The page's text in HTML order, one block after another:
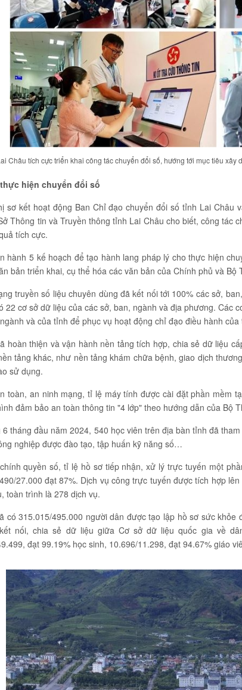
Châu tích cực triển khai công tác chuyển đổi số, hướng tới mục tiêu
hiện chuyển đổi số
sơ kết hoạt động Ban Chỉ đạo chuyển đổi số tỉnh Lai
Thông tin và Truyền thông tỉnh Lai Châu cho biết, công
tích cực.
hành 5 kế hoạch để tạo hành lang pháp lý cho thực hiện
bản triển khai, cụ thể hóa các văn bản của Chính phủ và
truyền số liệu chuyên dùng đã kết nối tới 100% các sở,
22 cơ sở dữ liệu của các sở, ban, ngành và địa phương. Các
và của tỉnh để phục vụ hoạt động chỉ đạo điều hành của
hoàn thiện và vận hành nền tảng tích hợp, chia sẻ dữ liệu
tảng khác, như nền tảng khám chữa bệnh, giao dịch
sử dụng.
toàn, an ninh mạng, tỉ lệ máy tính được cài đặt phần mềm
đảm bảo an toàn thông tin "4 lớp" theo hướng dẫn của Bộ
6 tháng đầu năm 2024, 540 học viên trên địa bàn tỉnh đã
nghiệp được đào tạo, tập huấn kỹ năng số…
quyền số, tỉ lệ hồ sơ tiếp nhận, xử lý trực tuyến một
27.000 đạt 87%. Dịch vụ công trực tuyến được tích hợp
toàn trình là 278 dịch vụ.
có 315.015/495.000 người dân được tạo lập hồ sơ sức
nối, chia sẻ dữ liệu giữa Cơ sở dữ liệu quốc gia về
đạt 99.19% học sinh, 10.696/11.298, đạt 94.67% giáo